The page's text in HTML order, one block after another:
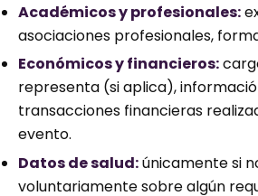
Académicos y profesionales:
asociaciones profesionales,
Económicos y financieros:
representa (si aplica),
transacciones financieras
evento.
Datos de salud:únicamente si
voluntariamente sobre algún